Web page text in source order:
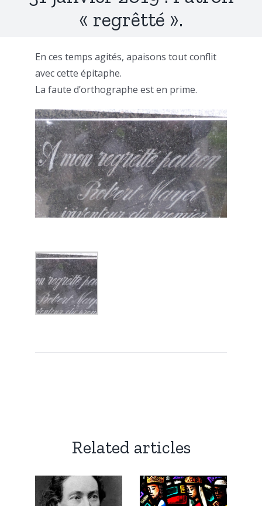
« regrêtté ».
En ces temps agités, apaisons tout conflit
avec cette épitaphe.
La faute d’orthographe est en prime.
Related articles